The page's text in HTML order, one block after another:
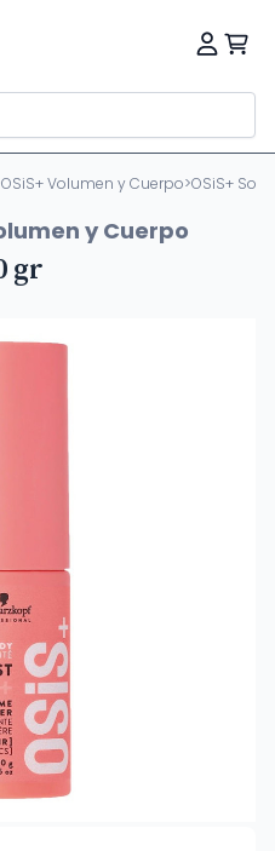
OSiS+ Volumen y Cuerpo>OSiS+ Soft
y Cuerpo
gr